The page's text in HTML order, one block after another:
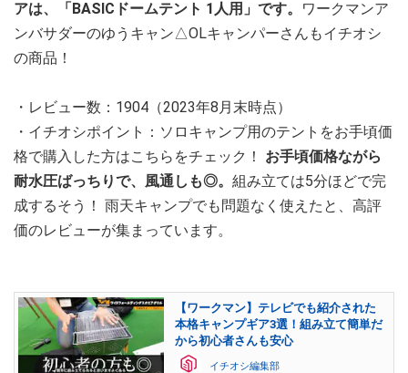
アは、「BASICドームテント 1人用」です。
ワークマンア
ンバサダーのゆうキャン△OLキャンパーさんもイチオシ
の商品！
・レビュー数：1904（2023年8月末時点）
・イチオシポイント：ソロキャンプ用のテントをお手頃価
格で購入した方はこちらをチェック！ お手頃価格ながら
耐水圧ばっちりで、風通しも◎。 組み立ては5分ほどで完
成するそう！ 雨天キャンプでも問題なく使えたと、高評
価のレビューが集まっています。
【ワークマン】テレビでも紹介された
本格キャンプギア3選！組み立て簡単だ
から初心者さんも安心
イチオシ編集部